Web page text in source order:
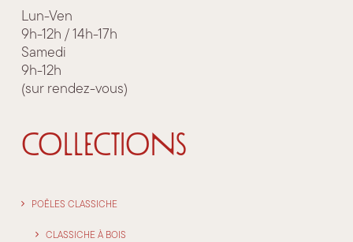
Lun-Ven
9h-12h / 14h-17h
Samedi
9h-12h
(sur rendez-vous)
COLLECTIONS
POÊLES CLASSICHE
CLASSICHE À BOIS